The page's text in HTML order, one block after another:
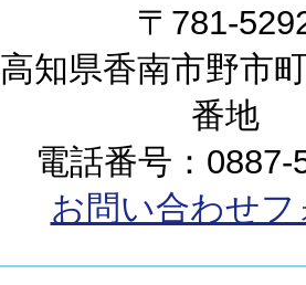
〒781-
高知県香南市野市
番地
電話番号：0887-
お問い合わせフ